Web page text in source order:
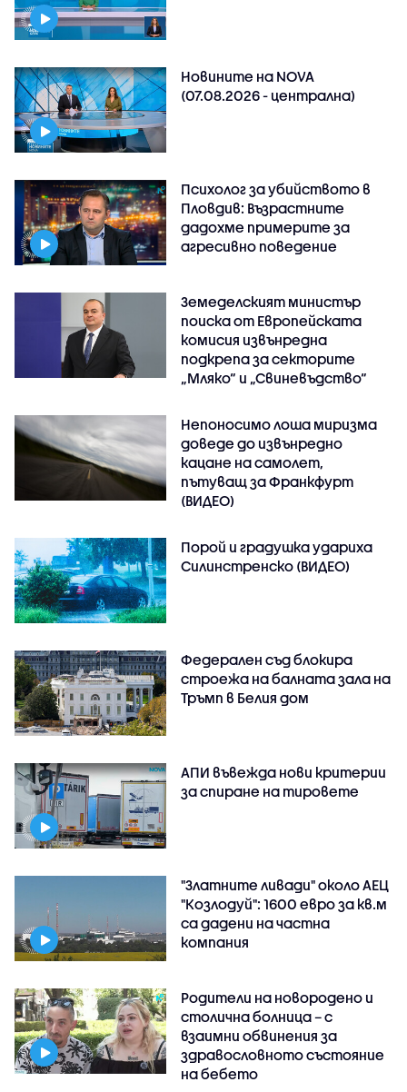
Новините на NOVA
(07.08.2026 - централна)
Психолог за убийството в
Пловдив: Възрастните
дадохме примерите за
агресивно поведение
Земеделският министър
поиска от Европейската
комисия извънредна
подкрепа за секторите
„Мляко“ и „Свиневъдство“
Непоносимо лоша миризма
доведе до извънредно
кацане на самолет,
пътуващ за Франкфурт
(ВИДЕО)
Порой и градушка удариха
Силинстренско (ВИДЕО)
Федерален съд блокира
строежа на балната зала на
Тръмп в Белия дом
АПИ въвежда нови критерии
за спиране на тировете
"Златните ливади" около АЕЦ
"Козлодуй": 1600 евро за кв.м
са дадени на частна
компания
Родители на новородено и
столична болница – с
взаимни обвинения за
здравословното състояние
на бебето